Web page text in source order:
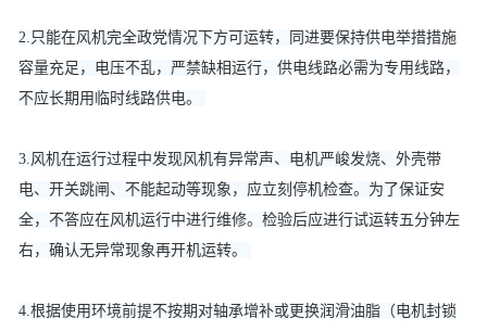
2.只能在风机完全政党情况下方可运转，同进要保持供电举措措施
容量充足，电压不乱，严禁缺相运行，供电线路必需为专用线路，
不应长期用临时线路供电。
3.风机在运行过程中发现风机有异常声、电机严峻发烧、外壳带
电、开关跳闸、不能起动等现象，应立刻停机检查。为了保证安
全，不答应在风机运行中进行维修。检验后应进行试运转五分钟左
右，确认无异常现象再开机运转。
4.根据使用环境前提不按期对轴承增补或更换润滑油脂（电机封锁